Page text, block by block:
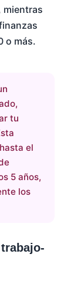
mientras
o más.
tu
el
5 años,
los